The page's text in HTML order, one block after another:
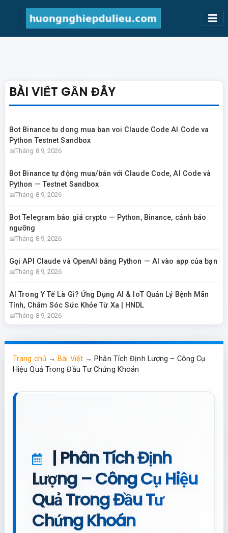
BÀI VIẾT GẦN ĐÂY
Bot Binance tu dong mua ban voi Claude Code AI Code va
Python Testnet Sandbox
Tháng 8 9, 2026
Bot Binance tự động mua/bán với Claude Code, AI Code và
Python — Testnet Sandbox
Tháng 8 9, 2026
Bot Telegram báo giá crypto — Python, Binance, cảnh báo
ngưỡng
Tháng 8 9, 2026
Gọi API Claude và OpenAI bằng Python — AI vào app của bạn
Tháng 8 9, 2026
AI Trong Y Tế Là Gì? Ứng Dụng AI & IoT Quản Lý Bệnh Mãn
Tính, Chăm Sóc Sức Khỏe Từ Xa | HNDL
Tháng 8 9, 2026
Trang chủ →Bài Viết→Phân Tích Định Lượng – Công Cụ
Hiệu Quả Trong Đầu Tư Chứng Khoán
| Phân Tích Định
Lượng – Công Cụ Hiệu
Quả Trong Đầu Tư
Chứng Khoán